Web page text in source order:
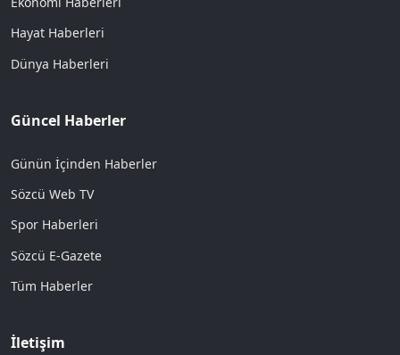
Hayat Haberleri
Dünya Haberleri
Güncel Haberler
Günün İçinden Haberler
Sözcü Web TV
Spor Haberleri
Sözcü E-Gazete
Tüm Haberler
İletişim